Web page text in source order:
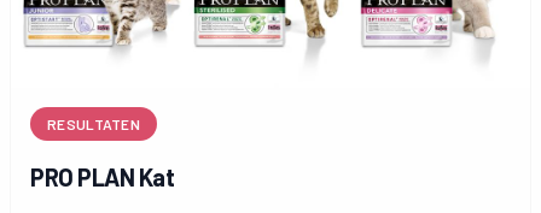
RESULTATEN
PRO PLAN Kat